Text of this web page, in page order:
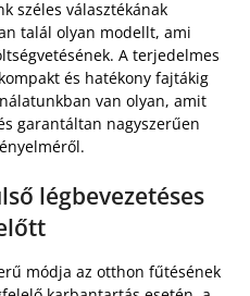
széles választékának
talál olyan modellt, ami
A terjedelmes
és hatékony fajtákig
van olyan, amit
garantáltan nagyszerűen
légbevezetéses
módja az otthon fűtésének